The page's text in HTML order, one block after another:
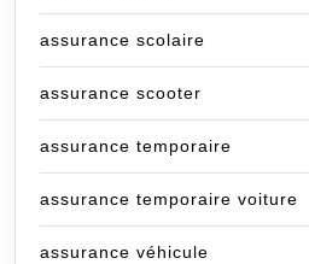
assurance scolaire
assurance scooter
assurance temporaire
assurance temporaire voiture
assurance véhicule